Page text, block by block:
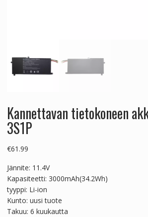
Kannettavan tietokoneen
3S1P
€61.99
Jännite: 11.4V
Kapasiteetti: 3000mAh(34.2Wh)
tyyppi: Li-ion
Kunto: uusi tuote
Takuu: 6 kuukautta